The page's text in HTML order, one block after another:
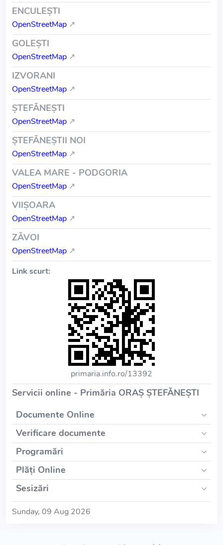
ENCULEŞTI
OpenStreetMap ↗
GOLEŞTI
OpenStreetMap ↗
IZVORANI
OpenStreetMap ↗
ŞTEFĂNEŞTI
OpenStreetMap ↗
ŞTEFĂNEŞTII NOI
OpenStreetMap ↗
VALEA MARE - PODGORIA
OpenStreetMap ↗
VIIŞOARA
OpenStreetMap ↗
ZĂVOI
OpenStreetMap ↗
Link scurt:
primaria.info.ro/13392
Servicii online - Primăria ORAŞ ŞTEFĂNEŞTI
Documente Online
Verificare documente
Programări
Plăți Online
Sesizări
Sunday, 09 Aug 2026